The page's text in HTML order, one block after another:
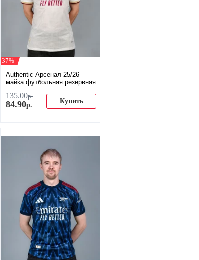
-37%
Authentic Арсенал 25/26
майка футбольная резервная
135.00р.
84.90р. Купить